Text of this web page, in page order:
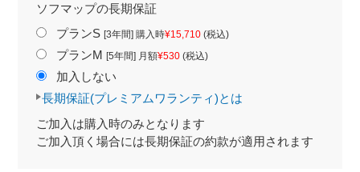
ソフマップの長期保証
プランS [3年間] 購入時¥15,710(税込)
プランM [5年間] 月額¥530(税込)
加入しない
長期保証(プレミアムワランティ)とは
ご加入は購入時のみとなります
ご加入頂く場合には長期保証の約款が適用されます